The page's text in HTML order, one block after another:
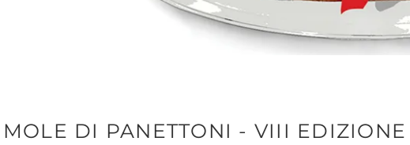
DI PANETTONI - VIII EDIZIONE